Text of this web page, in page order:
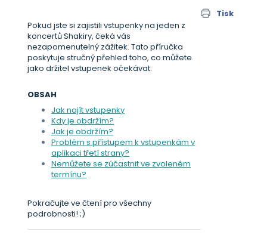
Tisk
Pokud jste si zajistili vstupenky na jeden z
koncertů Shakiry, čeká vás
nezapomenutelný zážitek. Tato příručka
poskytuje stručný přehled toho, co můžete
jako držitel vstupenek očekávat.
OBSAH
Jak najít vstupenky
Kdy je obdržím?
Jak je obdržím?
Problém s přístupem k vstupenkám v
aplikaci třetí strany?
Nemůžete se zúčastnit ve zvoleném
termínu?
Pokračujte ve čtení pro všechny
podrobnosti! ;)